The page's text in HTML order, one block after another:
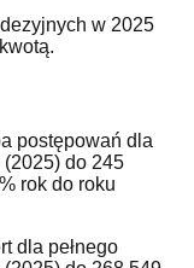
w 2025
postępowań dla
(2025) do 245
rok do roku
dla pełnego